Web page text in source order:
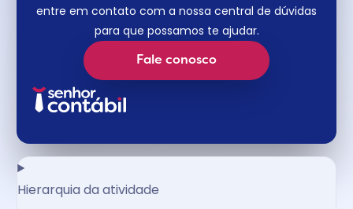
entre em contato com a nossa central de dúvidas
para que possamos te ajudar.
Fale conosco
Hierarquia da atividade